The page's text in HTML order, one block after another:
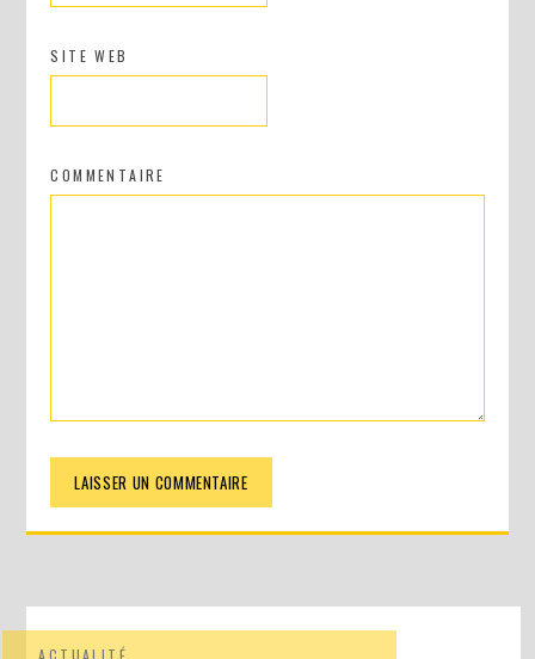
SITE WEB
COMMENTAIRE
ACTUALITÉ